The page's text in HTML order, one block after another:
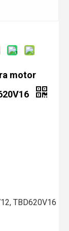
motor
TBD620V16